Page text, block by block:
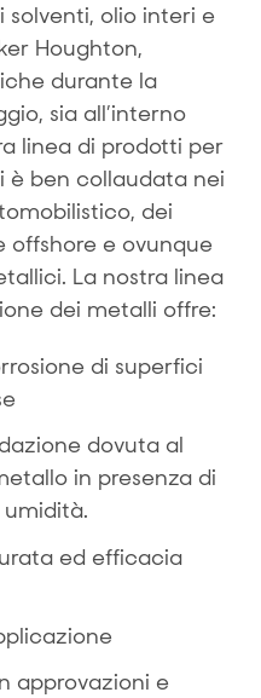
solventi, olio interi e
Houghton,
durante la
sia all’interno
linea di prodotti per
è ben collaudata nei
dei
offshore e ovunque
La nostra linea
dei metalli offre:
di superfici
dovuta al
in presenza di
ed efficacia
approvazioni e